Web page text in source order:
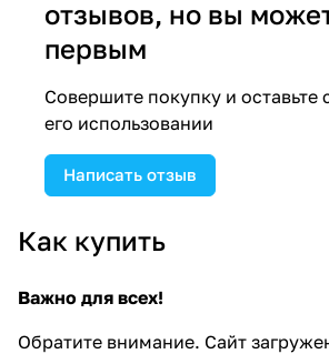
отзывов, но вы
первым
Совершите покупку и оставьте
его использовании
Написать отзыв
Как купить
Важно для всех!
Обратите внимание. Сайт